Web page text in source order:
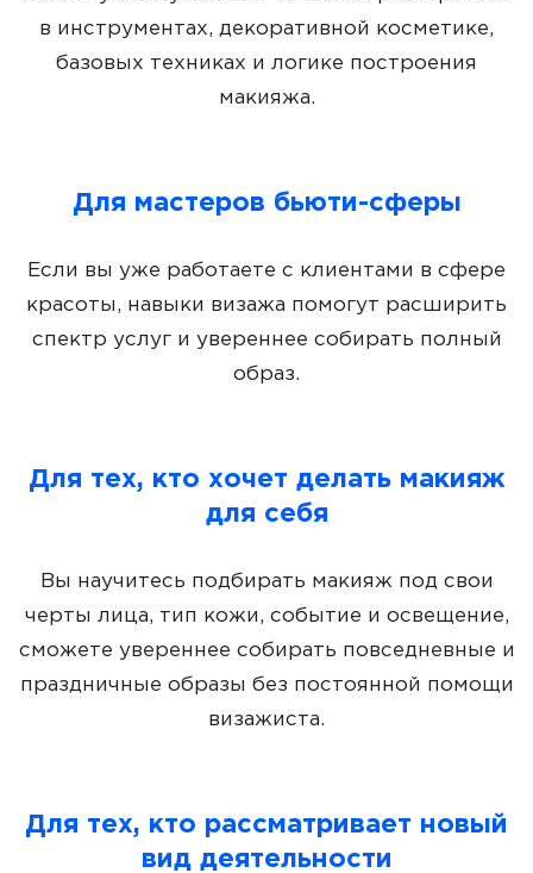
в инструментах, декоративной косметике,
базовых техниках и логике построения
макияжа.
Для мастеров бьюти-сферы
Если вы уже работаете с клиентами в сфере
красоты, навыки визажа помогут расширить
спектр услуг и увереннее собирать полный
образ.
Для тех, кто хочет делать макияж
для себя
Вы научитесь подбирать макияж под свои
черты лица, тип кожи, событие и освещение,
сможете увереннее собирать повседневные и
праздничные образы без постоянной помощи
визажиста.
Для тех, кто рассматривает новый
вид деятельности